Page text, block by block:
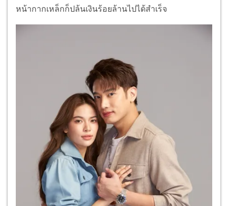
หน้ากากเหล็กก็ปล้นเงินร้อยล้านไปได้สำเร็จ